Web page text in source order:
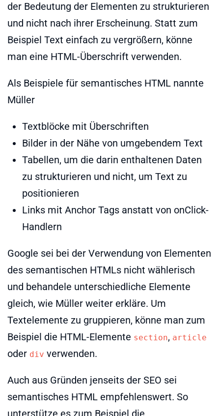
der Bedeutung der Elementen zu strukturieren
und nicht nach ihrer Erscheinung. Statt zum
Beispiel Text einfach zu vergrößern, könne
man eine HTML-Überschrift verwenden.
Als Beispiele für semantisches HTML nannte
Müller
Textblöcke mit Überschriften
Bilder in der Nähe von umgebendem Text
Tabellen, um die darin enthaltenen Daten
zu strukturieren und nicht, um Text zu
positionieren
Links mit Anchor Tags anstatt von onClick-
Handlern
Google sei bei der Verwendung von Elementen
des semantischen HTMLs nicht wählerisch
und behandele unterschiedliche Elemente
gleich, wie Müller weiter erkläre. Um
Textelemente zu gruppieren, könne man zum
Beispiel die HTML-Elemente section, article
oder div verwenden.
Auch aus Gründen jenseits der SEO sei
semantisches HTML empfehlenswert. So
unterstütze es zum Beispiel die